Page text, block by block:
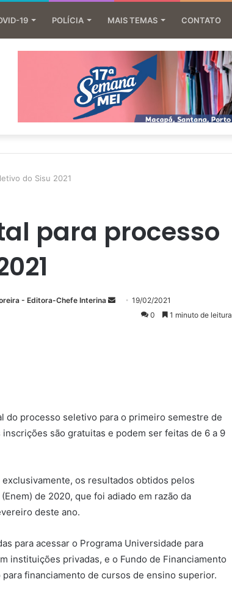
19 POLÍCIA MAIS TEMAS CONTATO
do Sisu 2021
para processo
- Editora-Chefe Interina
Mande19/02/2021
0
1 minuto de leitura
do processo seletivo para o primeiro semestre de
são gratuitas e podem ser feitas de 6 a 9
os resultados obtidos pelos
de 2020, que foi adiado em razão da
deste ano.
para acessar o Programa Universidade para
instituições privadas, e o Fundo de Financiamento
financiamento de cursos de ensino superior.